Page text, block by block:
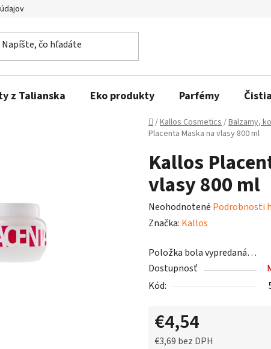
z Talianska Eko produkty Parfémy
Domov
/Kallos Cosmetics/Balzamy,
Placenta Maska na vlasy 800 ml
Kallos
vlasy 800 ml
Priemerné
hodnotenie
je
0,0
z
hviezdičiek.
Neohodnotené Podrobnosti
Značka: Kallos
Položka bola vypredaná…
Dostupnosť
Kód:
€4,54
€3,69 bez DPH